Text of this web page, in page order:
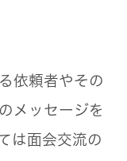
依頼者やその
メッセージを
は面会交流の